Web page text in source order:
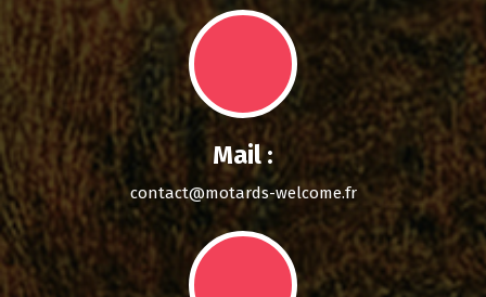
Mail :
contact@motards-welcome.fr